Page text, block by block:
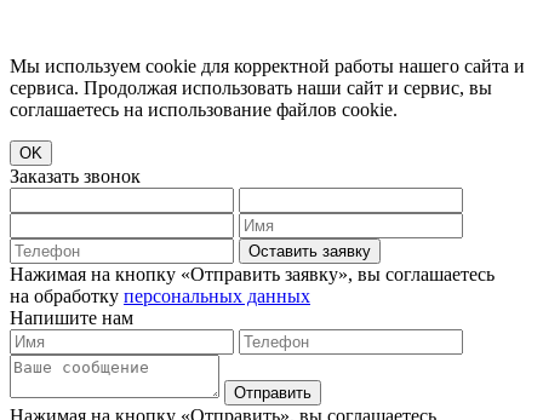
Мы используем cookie для корректной работы нашего сайта и
сервиса. Продолжая использовать наши сайт и сервис, вы
соглашаетесь на использование файлов cookie.
OK
Заказать звонок
Оставить заявку
Нажимая на кнопку «Отправить заявку», вы соглашаетесь
на обработку персональных данных
Напишите нам
Отправить
Нажимая на кнопку «Отправить», вы соглашаетесь